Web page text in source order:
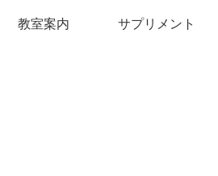
教室案内 サプリメント